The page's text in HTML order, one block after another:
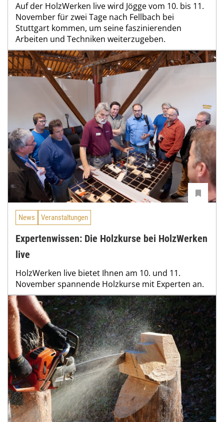
Auf der HolzWerken live wird Jögge vom 10. bis 11.
November für zwei Tage nach Fellbach bei
Stuttgart kommen, um seine faszinierenden
Arbeiten und Techniken weiterzugeben.
News Veranstaltungen
Expertenwissen: Die Holzkurse bei HolzWerken
live
HolzWerken live bietet Ihnen am 10. und 11.
November spannende Holzkurse mit Experten an.